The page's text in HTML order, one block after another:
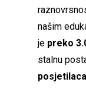
našim
je preko
stalnu